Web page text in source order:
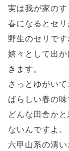
実は我が家のす
春になるとセリ
野生のセリです
嬉々として出
きます。
さっとゆがい
ばらしい春の味
どんな田舎か
ないんですよ。
六甲山系の清